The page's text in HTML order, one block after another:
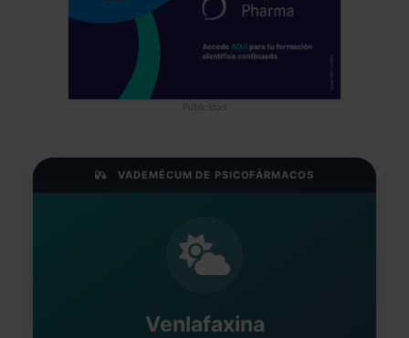
Publicidad
VADEMÉCUM DE PSICOFÁRMACOS
Venlafaxina